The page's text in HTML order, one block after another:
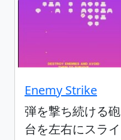
Enemy Strike
弾を撃ち続ける砲
台を左右にスライ